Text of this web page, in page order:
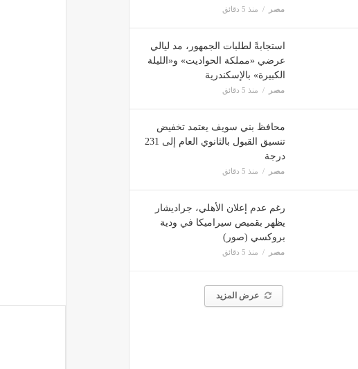
مصر منذ 5 دقائق
استجابةً لطلبات الجمهور، مد ليالي
عرضي «مملكة الحواديت» و«الليلة
الكبيرة» بالإسكندرية
مصر منذ 5 دقائق
محافظ بني سويف يعتمد تخفيض
تنسيق القبول بالثانوي العام إلى 231
درجة
مصر منذ 5 دقائق
رغم عدم إعلان الأهلي، جراديشار
يظهر بقميص سيراميكا في ودية
بروكسي (صور)
مصر منذ 5 دقائق
عرض المزيد